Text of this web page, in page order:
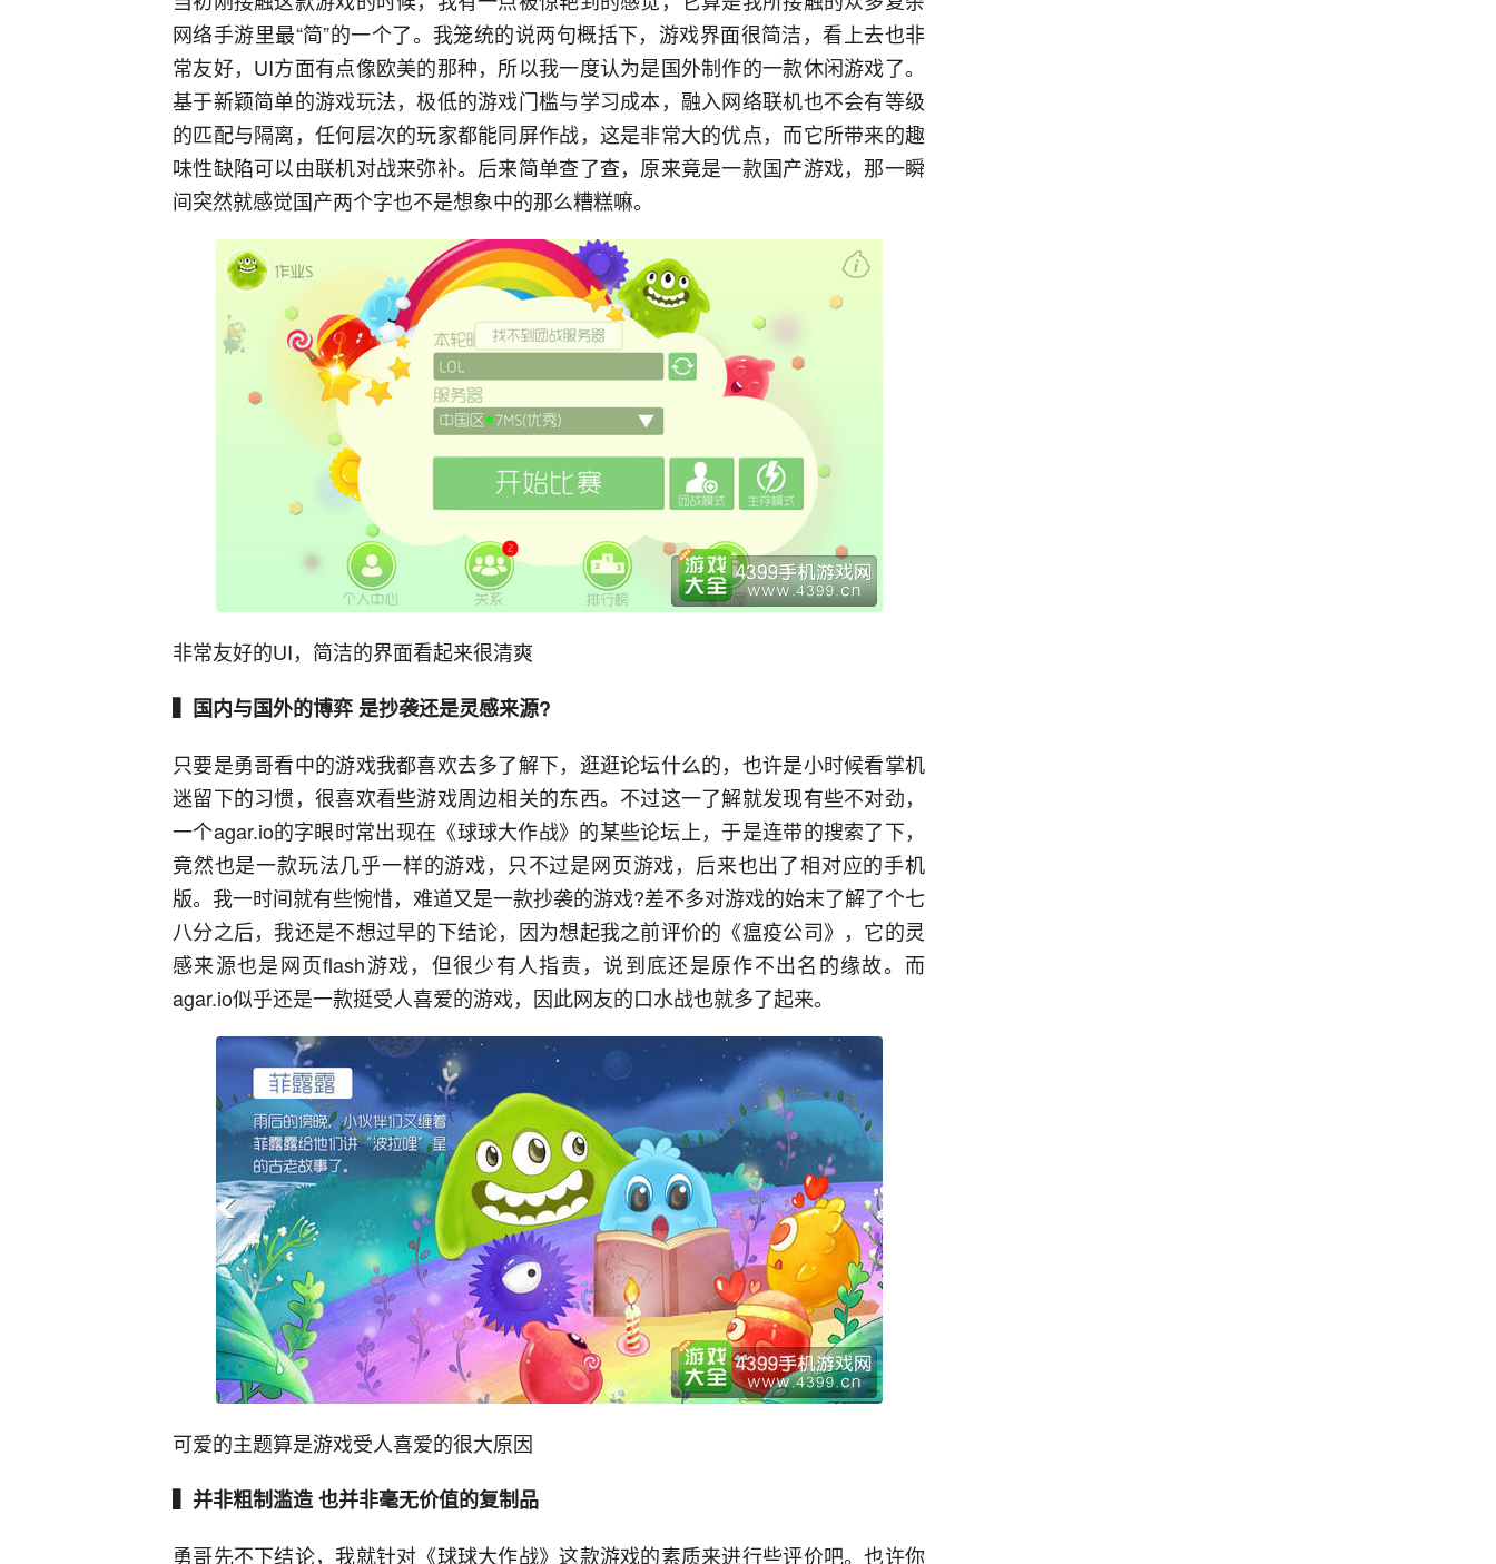
网络手游里最“简”的一个了。我笼统的说两句概括下，游戏界面很简洁，看上去也非
常友好，UI方面有点像欧美的那种，所以我一度认为是国外制作的一款休闲游戏了。
基于新颖简单的游戏玩法，极低的游戏门槛与学习成本，融入网络联机也不会有等级
的匹配与隔离，任何层次的玩家都能同屏作战，这是非常大的优点，而它所带来的趣
味性缺陷可以由联机对战来弥补。后来简单查了查，原来竟是一款国产游戏，那一瞬
间突然就感觉国产两个字也不是想象中的那么糟糕嘛。
非常友好的UI，简洁的界面看起来很清爽
▍国内与国外的博弈 是抄袭还是灵感来源?
只要是勇哥看中的游戏我都喜欢去多了解下，逛逛论坛什么的，也许是小时候看掌机
迷留下的习惯，很喜欢看些游戏周边相关的东西。不过这一了解就发现有些不对劲，
一个agar.io的字眼时常出现在《球球大作战》的某些论坛上，于是连带的搜索了下，
竟然也是一款玩法几乎一样的游戏，只不过是网页游戏，后来也出了相对应的手机
版。我一时间就有些惋惜，难道又是一款抄袭的游戏?差不多对游戏的始末了解了个七
八分之后，我还是不想过早的下结论，因为想起我之前评价的《瘟疫公司》，它的灵
感来源也是网页flash游戏，但很少有人指责，说到底还是原作不出名的缘故。而
agar.io似乎还是一款挺受人喜爱的游戏，因此网友的口水战也就多了起来。
可爱的主题算是游戏受人喜爱的很大原因
▍并非粗制滥造 也并非毫无价值的复制品
勇哥先不下结论，我就针对《球球大作战》这款游戏的素质来进行些评价吧。也许你